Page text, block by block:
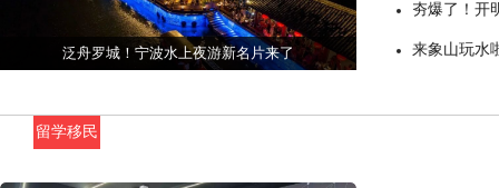
泛舟罗城！宁波水上夜游新名片来了
夯爆了！开
来象山玩水
留学移民